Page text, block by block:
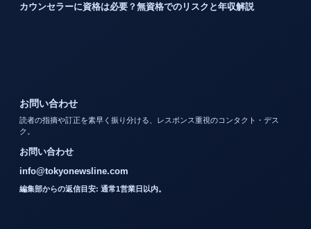
カウンセラーに資格は必要？無資格でのリスクと年収解説
お問い合わせ
読者の指摘や訂正を素早く振り分ける、レスポンス重視のコンタクト・デス
ク。
お問い合わせ
info@tokyonewsline.com
編集部からの返信目安: 通常1営業日以内。